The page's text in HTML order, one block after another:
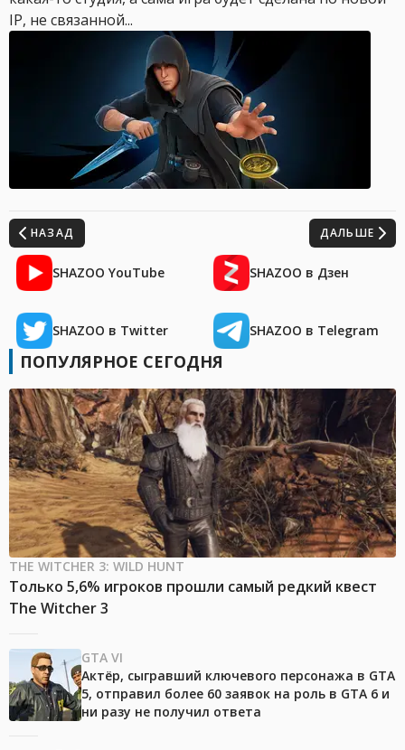
IP, не связанной...
НАЗАД ДАЛЬШЕ
SHAZOO YouTube SHAZOO в Дзен
SHAZOO в Twitter SHAZOO в Telegram
ПОПУЛЯРНОЕ СЕГОДНЯ
THE WITCHER 3: WILD HUNT
Только 5,6% игроков прошли самый редкий квест
The Witcher 3
GTA VI
Актёр, сыгравший ключевого персонажа в GTA
5, отправил более 60 заявок на роль в GTA 6 и
ни разу не получил ответа